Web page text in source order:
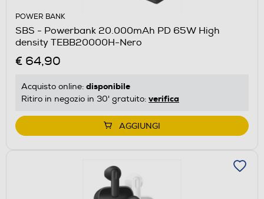
POWER BANK
SBS - Powerbank 20.000mAh PD 65W High
density TEBB20000H-Nero
€ 64,90
Acquisto online: disponibile
Ritiro in negozio in 30' gratuito: verifica
AGGIUNGI